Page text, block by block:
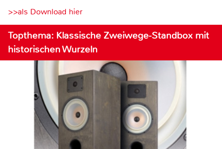
>>als Download hier
Topthema: Klassische Zweiwege-Standbox mit
historischen Wurzeln